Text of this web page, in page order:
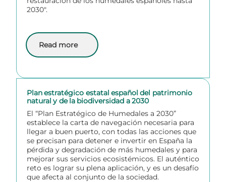
2030".
Read more
about Situación actual y perspectivas de
Plan estratégico estatal español del patrimonio
natural y de la biodiversidad a 2030
El “Plan Estratégico de Humedales a 2030”
establece la carta de navegación necesaria para
llegar a buen puerto, con todas las acciones que
se precisan para detener e invertir en España la
pérdida y degradación de más humedales y para
mejorar sus servicios ecosistémicos. El auténtico
reto es lograr su plena aplicación, y es un desafío
que afecta al conjunto de la sociedad.